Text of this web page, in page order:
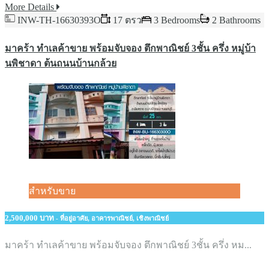
More Details
INW-TH-16630393O
17 ตรว 3 Bedrooms 2 Bathrooms
มาคร้า ทำเลค้าขาย พร้อมจับจอง ตึกพาณิชย์ 3ชั้น ครึ่ง หมู่บ้า
นพิชาดา ต้นถนนบ้านกล้วย
สำหรับขาย
2,500,000 บาท - ที่อยู่อาศัย, อาคารพาณิชย์, เชิงพาณิชย์
มาคร้า ทำเลค้าขาย พร้อมจับจอง ตึกพาณิชย์ 3ชั้น ครึ่ง หม...